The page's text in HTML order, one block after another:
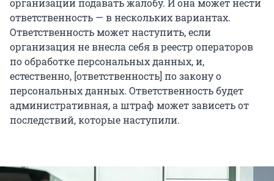
организации подавать жалобу. И она может нести
ответственность — в нескольких вариантах.
Ответственность может наступить, если
организация не внесла себя в реестр операторов
по обработке персональных данных, и,
естественно, [ответственность] по закону о
персональных данных. Ответственность будет
административная, а штраф может зависеть от
последствий, которые наступили.